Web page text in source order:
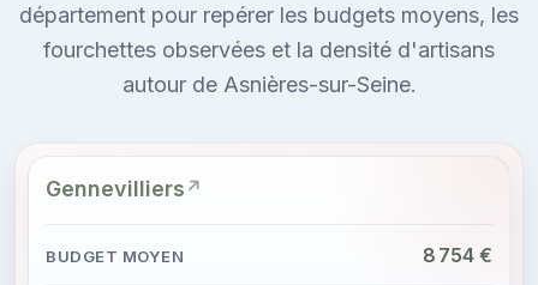
département pour repérer les budgets moyens, les
fourchettes observées et la densité d'artisans
autour de Asnières-sur-Seine.
Gennevilliers
8 754 €